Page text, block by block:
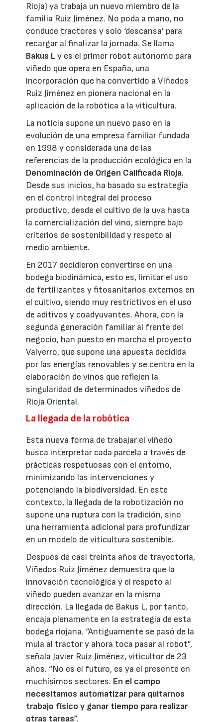
Rioja) ya trabaja un nuevo miembro de la
familia Ruiz Jiménez. No poda a mano, no
conduce tractores y solo ‘descansa’ para
recargar al finalizar la jornada. Se llama
Bakus L y es el primer robot autónomo para
viñedo que opera en España, una
incorporación que ha convertido a Viñedos
Ruiz Jiménez en pionera nacional en la
aplicación de la robótica a la viticultura.
La noticia supone un nuevo paso en la
evolución de una empresa familiar fundada
en 1998 y considerada una de las
referencias de la producción ecológica en la
Denominación de Origen Calificada Rioja.
Desde sus inicios, ha basado su estrategia
en el control integral del proceso
productivo, desde el cultivo de la uva hasta
la comercialización del vino, siempre bajo
criterios de sostenibilidad y respeto al
medio ambiente.
En 2017 decidieron convertirse en una
bodega biodinámica, esto es, limitar el uso
de fertilizantes y fitosanitarios externos en
el cultivo, siendo muy restrictivos en el uso
de aditivos y coadyuvantes. Ahora, con la
segunda generación familiar al frente del
negocio, han puesto en marcha el proyecto
Valyerro, que supone una apuesta decidida
por las energías renovables y se centra en la
elaboración de vinos que reflejen la
singularidad de determinados viñedos de
Rioja Oriental.
La llegada de la robótica
Esta nueva forma de trabajar el viñedo
busca interpretar cada parcela a través de
prácticas respetuosas con el entorno,
minimizando las intervenciones y
potenciando la biodiversidad. En este
contexto, la llegada de la robotización no
supone una ruptura con la tradición, sino
una herramienta adicional para profundizar
en un modelo de viticultura sostenible.
Después de casi treinta años de trayectoria,
Viñedos Ruiz Jiménez demuestra que la
innovación tecnológica y el respeto al
viñedo pueden avanzar en la misma
dirección. La llegada de Bakus L, por tanto,
encaja plenamente en la estrategia de esta
bodega riojana. “Antiguamente se pasó de la
mula al tractor y ahora toca pasar al robot”,
señala Javier Ruiz Jiménez, viticultor de 23
años. “No es el futuro, es ya el presente en
muchísimos sectores. En el campo
necesitamos automatizar para quitarnos
trabajo físico y ganar tiempo para realizar
otras tareas”.